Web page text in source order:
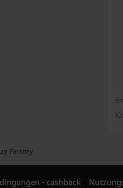
Factory
- cashback